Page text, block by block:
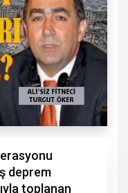
deprem
toplanan